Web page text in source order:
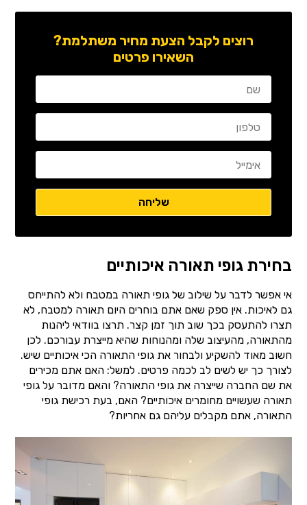
רוצים לקבל הצעת מחיר משתלמת?
השאירו פרטים
בחירת גופי תאורה איכותיים
אי אפשר לדבר על שילוב של גופי תאורה במטבח ולא להתייחס
גם לאיכות. אין ספק שאם אתם בוחרים היום תאורה למטבח, לא
תצרו להתעסק בכך שוב תוך זמן קצר. תרצו בוודאי ליהנות
מהתאורה, מהעיצוב שלה ומהנוחות שהיא מייצרת עבורכם. לכן
חשוב מאוד להשקיע ולבחור את גופי התאורה הכי איכותיים שיש.
לצורך כך יש לשים לב לכמה פרטים. למשל: האם אתם מכירים
את שם החברה שייצרה את גופי התאורה? והאם מדובר על גופי
תאורה שעשויים מחומרים איכותיים? האם, בעת רכישת גופי
התאורה, אתם מקבלים עליהם גם אחריות?